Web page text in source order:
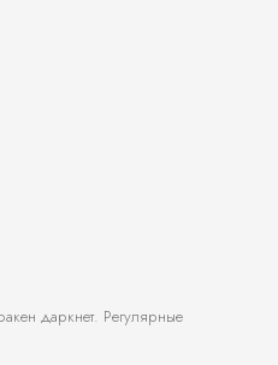
даркнет. Регулярные